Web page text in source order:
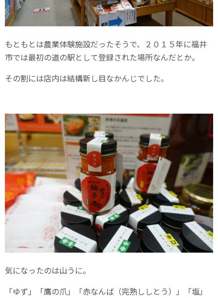
もともとは農業体験施設だったそうで、２０１５年に福井
市では最初の道の駅として登録された場所なんだとか。
その割には店内は結構新し目なかんじでした。
気になったのは山うに。
「ゆず」「鷹の爪」「赤なんば（完熟ししとう）」「塩」